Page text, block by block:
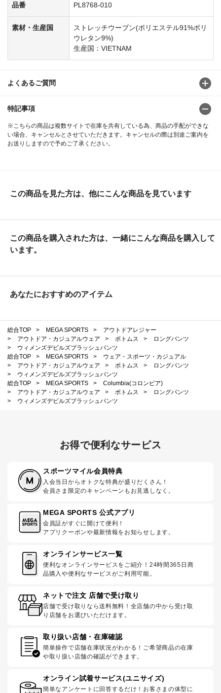
品番 PL8768-010
素材・生産国
ストレッチウーブン(ポリエステル91%ポリ
ウレタン9%)
生産国：VIETNAM
よくあるご質問
特記事項
※こちらの商品は複数サイトで在庫を共有している為、商品の手配ができな
い場合、キャンセルとさせていただきます。キャンセルの際は別途ご案内を
お送りしますので予めご了承ください。
この商品を見た方は、他にこんな商品を見ています
この商品を購入された方は、一緒にこんな商品を購入して
います。
あなたにおすすめのアイテム
総合TOP > MEGA SPORTS >
アウトドアレジャー
>
アウトドア・カジュアルウェア > ボトムス >
ロングパンツ
>
ウィメンズデビルズブラッシュパンツ
総合TOP
> MEGA SPORTS >
ウェア・スポーツ・カジュアル
>
アウトドア・カジュアルウェア > ボトムス >
ロングパンツ
>
ウィメンズデビルズブラッシュパンツ
総合TOP
> MEGA SPORTS >
Columbia(コロンビア)
>
アウトドア・カジュアルウェア > ボトムス >
ロングパンツ
>
ウィメンズデビルズブラッシュパンツ
お得で便利なサービス
スポーツマイル会員特典
入会当日からオトクな特典が盛りだくさん！
会員さま限定のキャンペーンもお見逃しなく。
MEGA SPORTS 公式アプリ
会員証がすぐに開けて便利！
アプリクーポンや最新情報をお知らせします。
オンラインサービス一覧
便利なオンラインサービスをご紹介！24時間365日商
品購入や便利なサービスがご利用可能。
ネットで注文 店舗で受け取り
店舗で受け取りなら送料無料！全店舗の中から受け取
り店舗をお選びいただけます。
取り扱い店舗・在庫確認
簡単操作で店舗在庫状況がわかる！ご希望商品の在庫
や取り扱い店舗の確認ができます。
オンライン試着サービス(ユニサイズ)
簡単なアンケートに回答するだけ！お客さまの体型に